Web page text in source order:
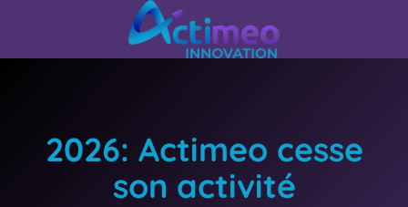
2026: Actimeo cesse
son activité